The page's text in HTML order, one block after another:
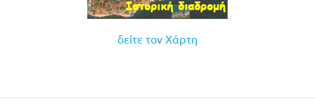
δείτε τον Χάρτη